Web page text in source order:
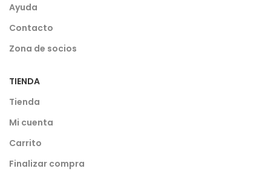
Ayuda
Contacto
Zona de socios
TIENDA
Tienda
Mi cuenta
Carrito
Finalizar compra